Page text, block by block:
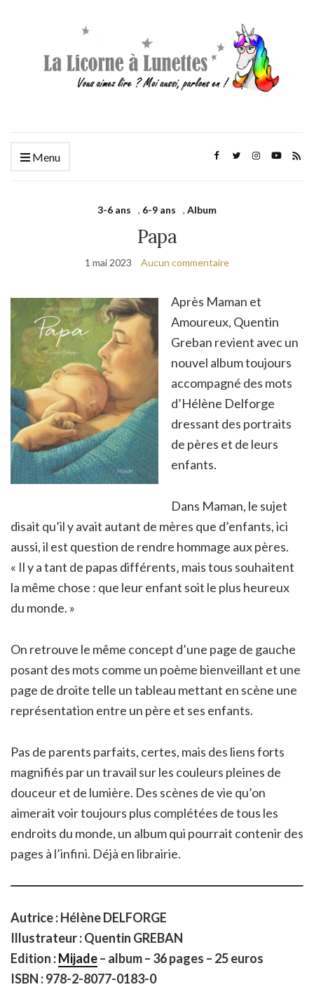
Menu
3-6 ans , 6-9 ans , Album
Papa
1 mai 2023 Aucun commentaire
Après Maman et
Amoureux, Quentin
Greban revient avec un
nouvel album toujours
accompagné des mots
d’Hélène Delforge
dressant des portraits
de pères et de leurs
enfants.
Dans Maman, le sujet
disait qu’il y avait autant de mères que d’enfants, ici
aussi, il est question de rendre hommage aux pères.
« Il y a tant de papas différents‚ mais tous souhaitent
la même chose : que leur enfant soit le plus heureux
du monde. »
On retrouve le même concept d’une page de gauche
posant des mots comme un poème bienveillant et une
page de droite telle un tableau mettant en scène une
représentation entre un père et ses enfants.
Pas de parents parfaits, certes, mais des liens forts
magnifiés par un travail sur les couleurs pleines de
douceur et de lumière. Des scènes de vie qu’on
aimerait voir toujours plus complétées de tous les
endroits du monde, un album qui pourrait contenir des
pages à l’infini. Déjà en librairie.
Autrice : Hélène DELFORGE
Illustrateur : Quentin GREBAN
Edition :Mijade– album – 36 pages – 25 euros
ISBN : 978-2-8077-0183-0